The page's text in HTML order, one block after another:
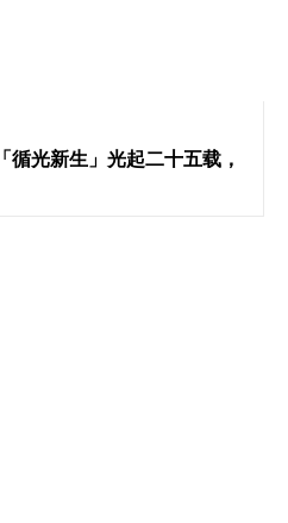
光新生」光起二十五载，